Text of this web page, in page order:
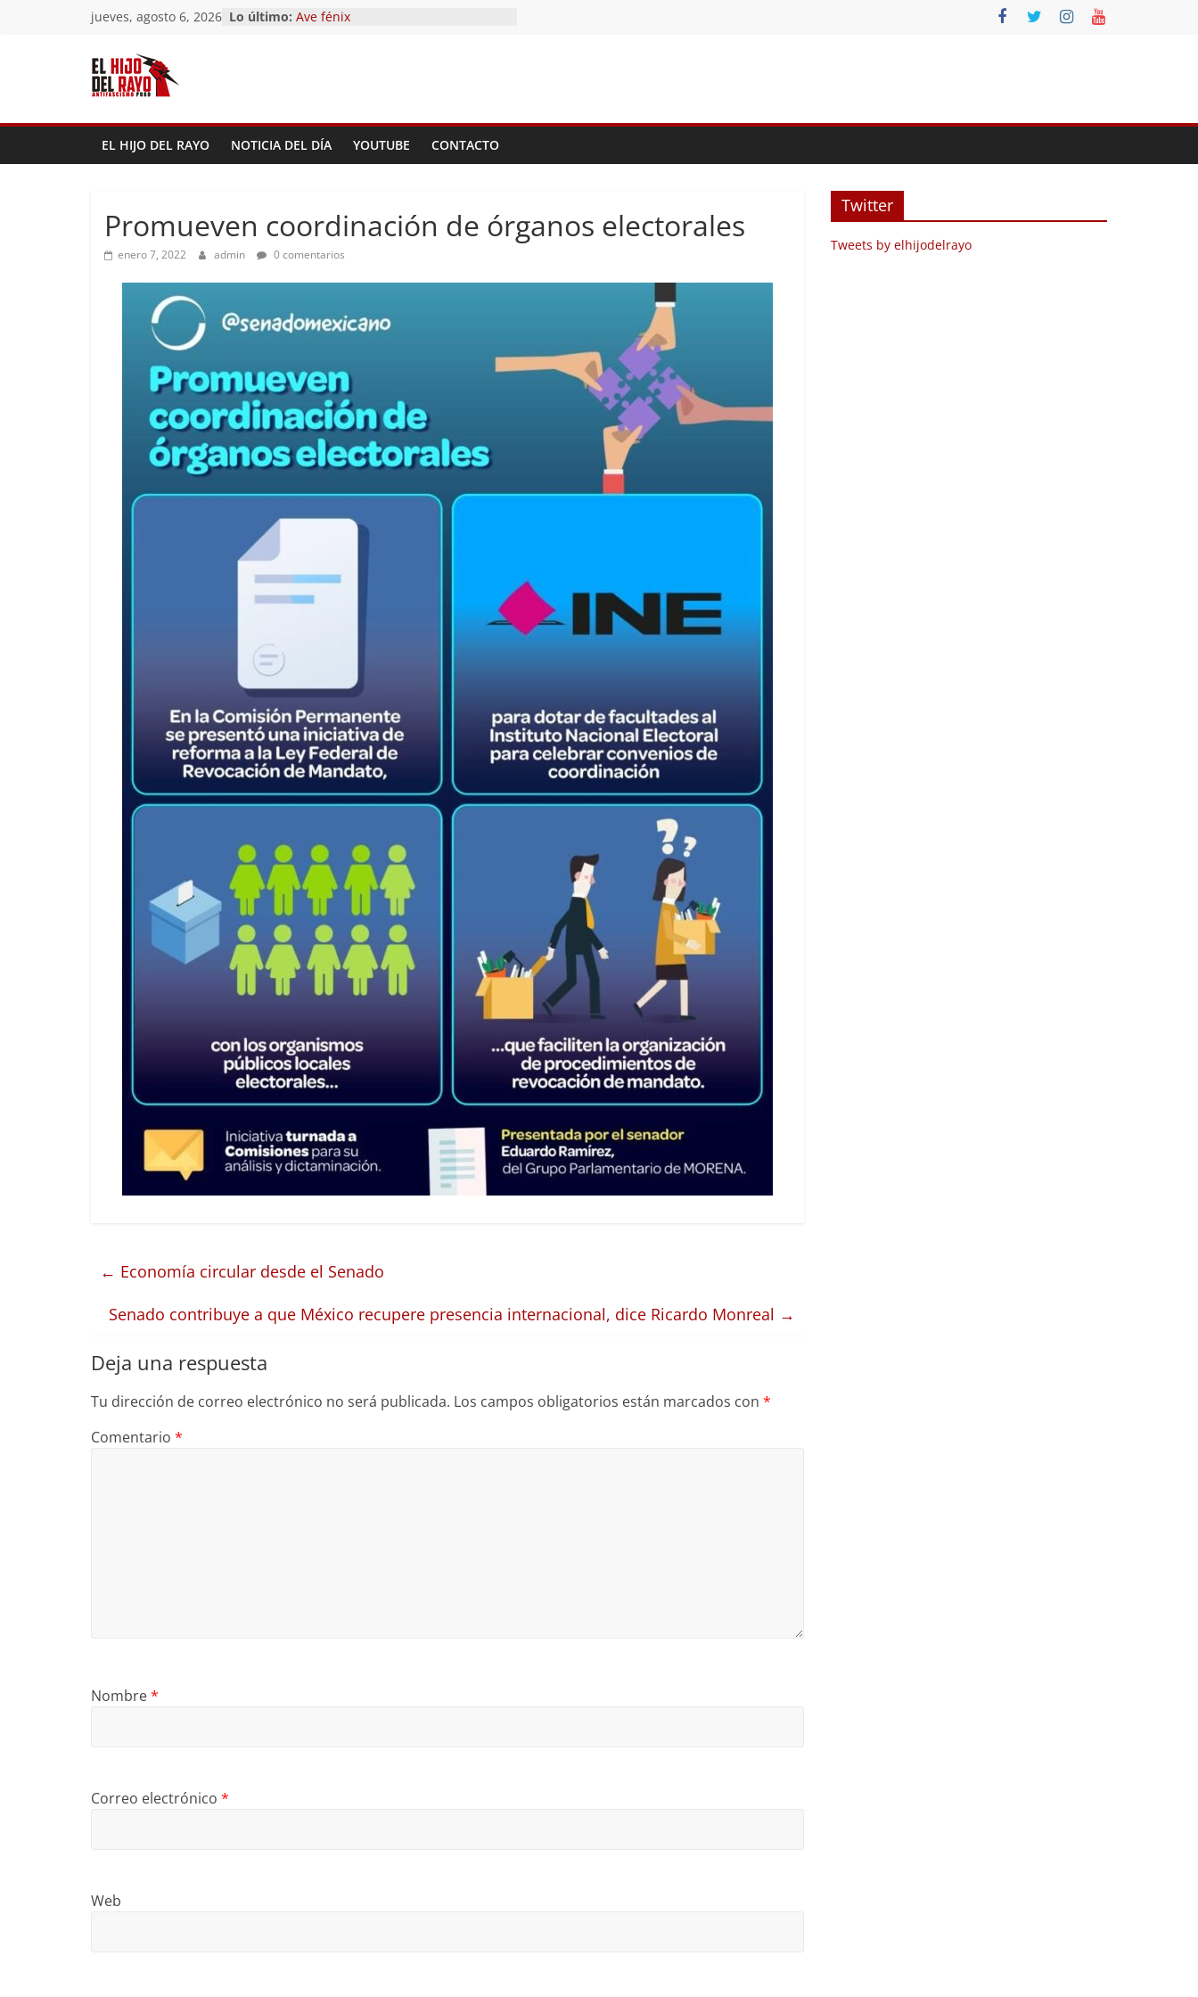
jueves, agosto 6, 2026 Lo último: Pandemonium)
EL HIJO DEL RAYO NOTICIA DEL DÍA YOUTUBE CONTACTO
Promueven coordinación de órganos electorales
enero 7, 2022 admin 0 comentarios
← Economía circular desde el Senado
Senado contribuye a que México recupere presencia internacional, dice Ricardo Monreal →
Deja una respuesta
Tu dirección de correo electrónico no será publicada. Los campos obligatorios están marcados con *
Comentario *
Nombre*
Correo electrónico *
Web
Twitter
Tweets by elhijodelrayo